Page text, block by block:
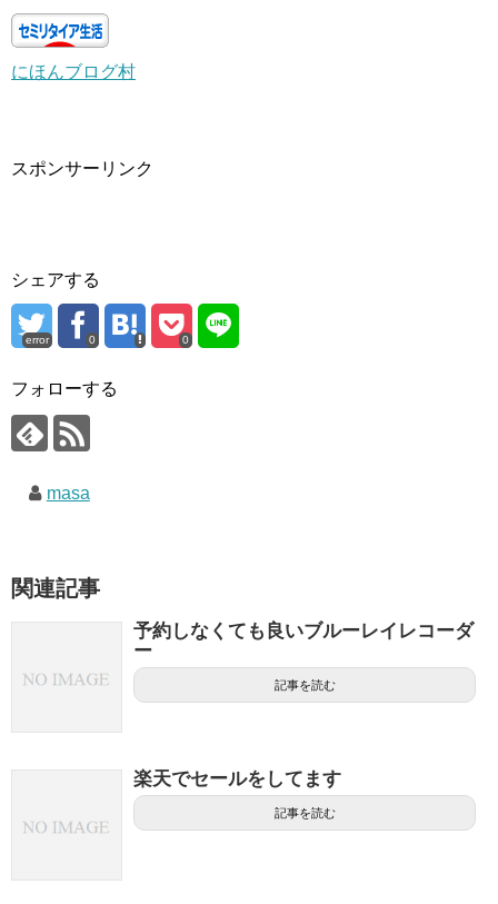
にほんブログ村
スポンサーリンク
シェアする
error 0 0
フォローする
masa
関連記事
予約しなくても良いブルーレイレコーダ
ー
記事を読む
楽天でセールをしてます
記事を読む